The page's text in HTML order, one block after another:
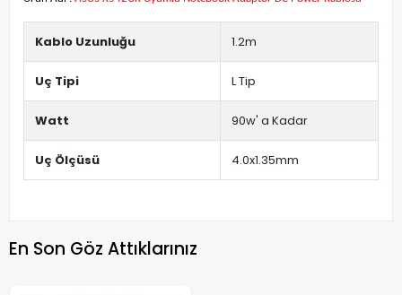
Kablo Uzunluğu 1.2m
Uç Tipi L Tip
Watt 90w' a Kadar
Uç Ölçüsü 4.0x1.35mm
En Son Göz Attıklarınız